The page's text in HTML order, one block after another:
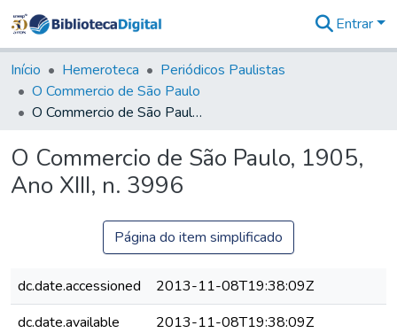
&
Coleções
Tudo na
Biblioteca
Estatísticas
Entrar
Início Hemeroteca
Periódicos Paulistas
O Commercio de São Paulo
O Commercio de São Paulo, 1905, Ano XIII, n. 3996
O Commercio de São Paulo, 1905,
Ano XIII, n. 3996
Página do item simplificado
dc.date.accessioned
2013-11-08T19:38:09Z
dc.date.available
2013-11-08T19:38:09Z